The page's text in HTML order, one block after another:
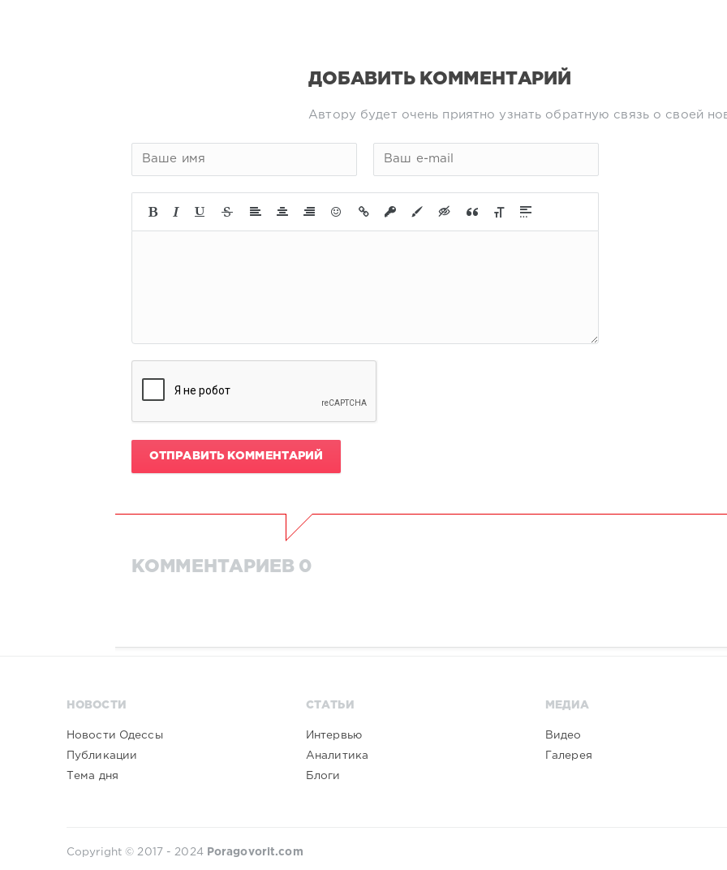
ДОБАВИТЬ КОММЕНТАРИЙ
Автору будет очень приятно узнать обратную связь о своей
ОТПРАВИТЬ КОММЕНТАРИЙ
КОММЕНТАРИЕВ 0
НОВОСТИ
Новости Одессы
Публикации
Тема дня
СТАТЬИ
Интервью
Аналитика
Блоги
МЕДИА
Видео
Галерея
Copyright © 2017 - 2024 Poragovorit.com